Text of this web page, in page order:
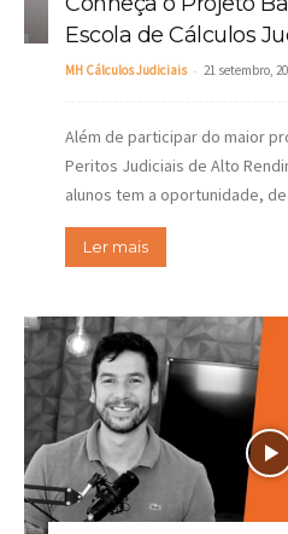
Escola de Cálculos
MH Cálculos Judiciais - 21 setembro,
Além de participar do maior
Peritos Judiciais de Alto
alunos tem a oportunidade,
Ler mais